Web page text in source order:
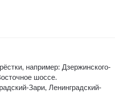
например: Дзержинского-
шоссе.
Зари, Ленинградский-